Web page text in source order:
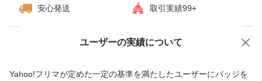
安心発送 取引実績99+
ユーザーの実績について
Yahoo!フリマが定めた一定の基準を満たしたユーザーにバッジを
価格の相談 商品への質問